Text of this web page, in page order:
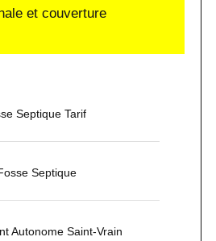
et couverture
Septique Tarif
Septique
Autonome Saint-Vrain